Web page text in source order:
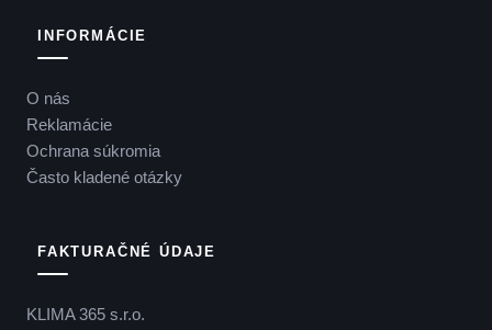
INFORMÁCIE
O nás
Reklamácie
Ochrana súkromia
Často kladené otázky
FAKTURAČNÉ ÚDAJE
KLIMA 365 s.r.o.